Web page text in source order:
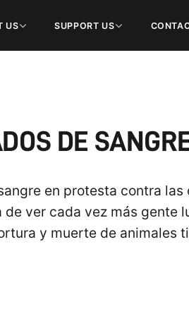
US SUPPORT US
DE
en protesta contra
ver cada vez más gente
y muerte de animales